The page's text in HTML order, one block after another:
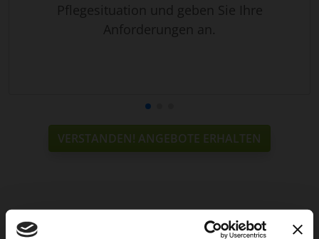
Pflegesituation und geben Sie Ihre
Anforderungen an.
VERSTANDEN! ANGEBOTE ERHALTEN
Weitere Services